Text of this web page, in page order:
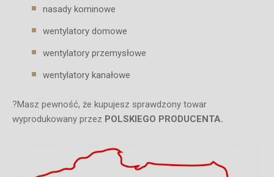
nasady kominowe
wentylatory domowe
wentylatory przemysłowe
wentylatory kanałowe
?Masz pewność, że kupujesz sprawdzony towar
wyprodukowany przez POLSKIEGO PRODUCENTA.